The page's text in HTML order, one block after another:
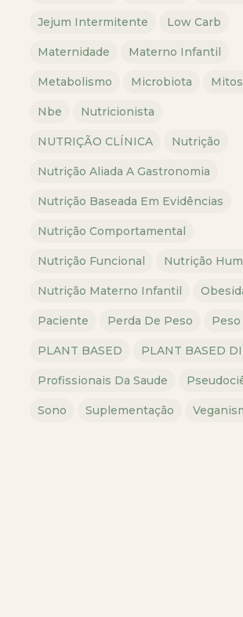
Jejum Intermitente Low Carb
Maternidade Materno Infantil
Metabolismo Microbiota Mitos
Nbe Nutricionista
NUTRIÇÃO CLÍNICA Nutrição
Nutrição Aliada A Gastronomia
Nutrição Baseada Em Evidências
Nutrição Comportamental
Nutrição Funcional Nutrição
Nutrição Materno Infantil
Paciente Perda De Peso Peso
PLANT BASED PLANT BASED
Profissionais Da Saude
Sono Suplementação